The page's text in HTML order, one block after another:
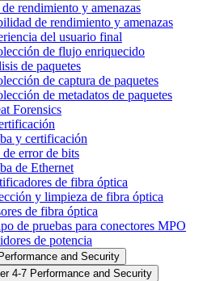
rendimiento y amenazas
de rendimiento y amenazas
del usuario final
de flujo enriquecido
de paquetes
de captura de paquetes
de metadatos de paquetes
Forensics
y certificación
de error de bits
de Ethernet
de fibra óptica
y limpieza de fibra óptica
de fibra óptica
de pruebas para conectores MPO
de potencia
and Security
4-7 Performance and Security